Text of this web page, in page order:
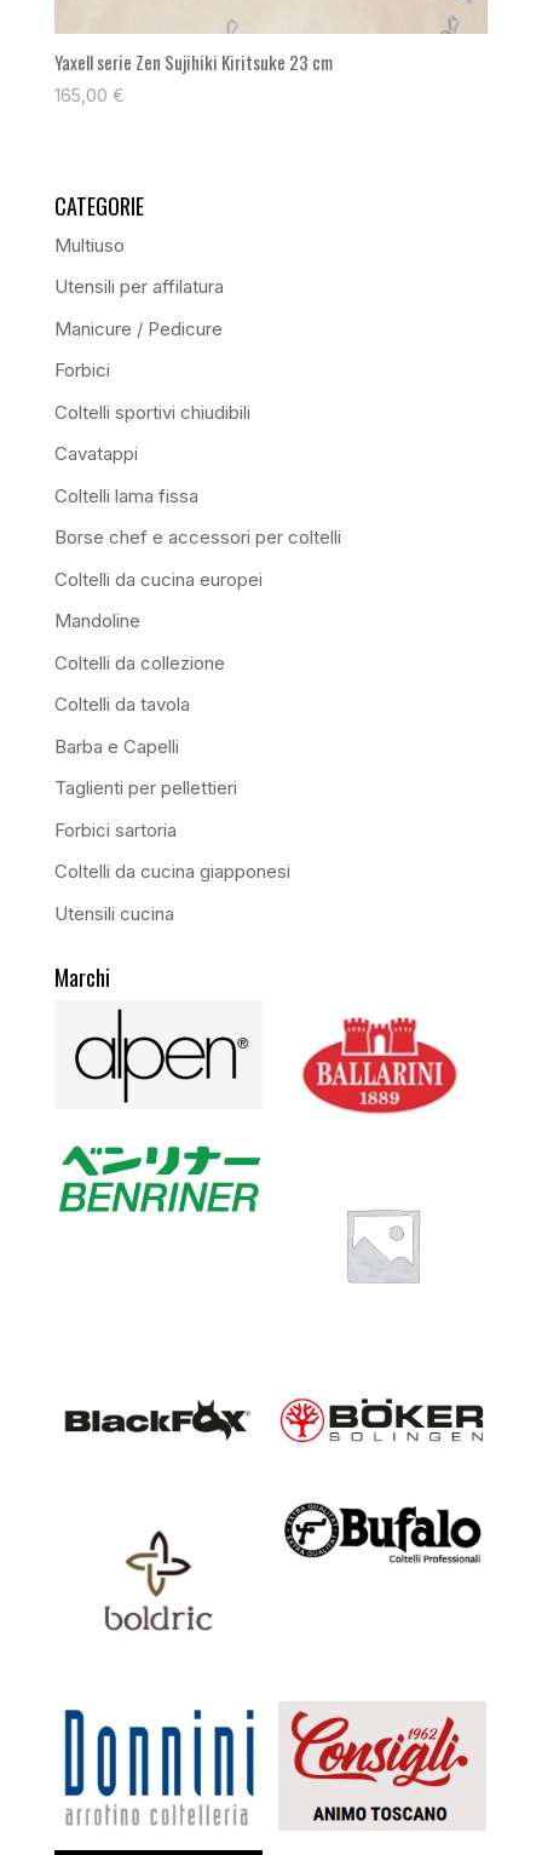
Yaxell serie Zen Sujihiki Kiritsuke 23 cm
165,00 €
CATEGORIE
Multiuso
Utensili per affilatura
Manicure / Pedicure
Forbici
Coltelli sportivi chiudibili
Cavatappi
Coltelli lama fissa
Borse chef e accessori per coltelli
Coltelli da cucina europei
Mandoline
Coltelli da collezione
Coltelli da tavola
Barba e Capelli
Taglienti per pellettieri
Forbici sartoria
Coltelli da cucina giapponesi
Utensili cucina
Marchi